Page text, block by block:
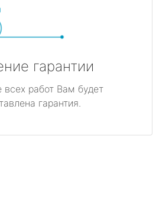
гарантии
всех работ Вам будет
гарантия.